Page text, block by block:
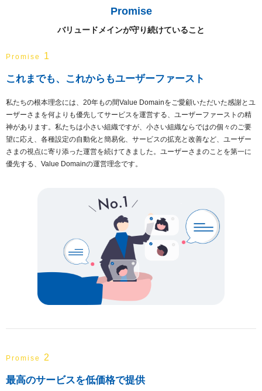
Promise
バリュードメインが守り続けていること
Promise 1
これまでも、これからもユーザーファースト
私たちの根本理念には、20年もの間Value Domainをご愛顧いただいた感謝とユ
ーザーさまを何よりも優先してサービスを運営する、ユーザーファーストの精
神があります。私たちは小さい組織ですが、小さい組織ならではの個々のご要
望に応え、各種設定の自動化と簡易化、サービスの拡充と改善など、ユーザー
さまの視点に寄り添った運営を続けてきました。ユーザーさまのことを第一に
優先する、Value Domainの運営理念です。
Promise 2
最高のサービスを低価格で提供